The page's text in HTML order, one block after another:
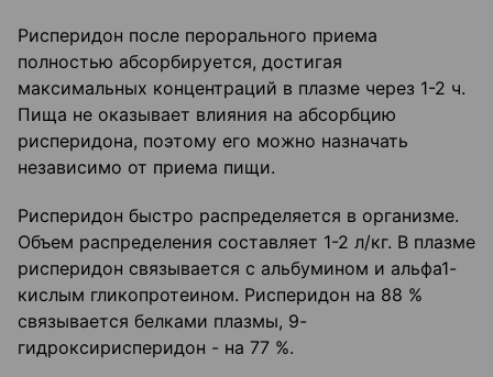
Рисперидон после перорального приема
полностью абсорбируется, достигая
максимальных концентраций в плазме через 1-2 ч.
Пища не оказывает влияния на абсорбцию
рисперидона, поэтому его можно назначать
независимо от приема пищи.
Рисперидон быстро распределяется в организме.
Объем распределения составляет 1-2 л/кг. В плазме
рисперидон связывается с альбумином и альфа1-
кислым гликопротеином. Рисперидон на 88 %
связывается белками плазмы, 9-
гидроксирисперидон - на 77 %.